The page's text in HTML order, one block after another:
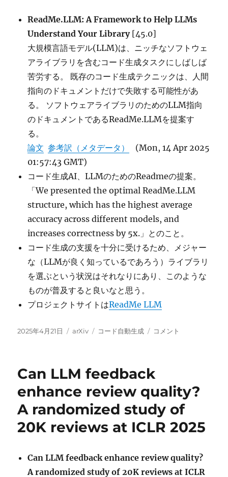
ReadMe.LLM: A Framework to Help LLMs
Understand Your Library [45.0]
大規模言語モデル(LLM)は、ニッチなソフトウェ
アライブラリを含むコード生成タスクにしばしば
苦労する。 既存のコード生成テクニックは、人間
指向のドキュメントだけで失敗する可能性があ
る。 ソフトウェアライブラリのためのLLM指向
のドキュメントであるReadMe.LLMを提案す
る。
論文 参考訳（メタデータ）
(Mon, 14 Apr 2025
01:57:43 GMT)
コード生成AI、LLMのためのReadmeの提案。
「We presented the optimal ReadMe.LLM
structure, which has the highest average
accuracy across different models, and
increases correctness by 5x.」とのこと。
コード生成の支援を十分に受けるため、メジャー
な（LLMが良く知っているであろう）ライブラリ
を選ぶという状況はそれなりにあり、このような
ものが普及すると良いなと思う。
プロジェクトサイトはReadMe LLM
投
2025年4月21日
カ
ー
arXiv
タ
コード自動生成
ReadMe.LLM:
Help
Understand
Your
Library に
コメント
Can LLM feedback
enhance review quality?
A randomized study of
20K reviews at ICLR 2025
Can LLM feedback enhance review quality?
A randomized study of 20K reviews at ICLR